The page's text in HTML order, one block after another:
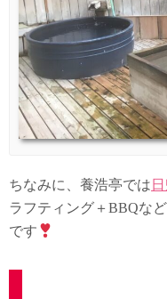
ちなみに、養浩亭では
ラフティング＋BBQな
です